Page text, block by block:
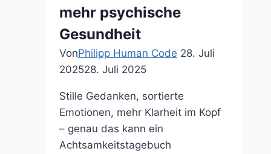
mehr psychische
Gesundheit
VonPhilipp Human Code 28. Juli
202528. Juli 2025
Stille Gedanken, sortierte
Emotionen, mehr Klarheit im Kopf
– genau das kann ein
Achtsamkeitstagebuch